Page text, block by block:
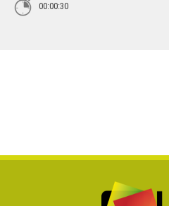
00:00:30